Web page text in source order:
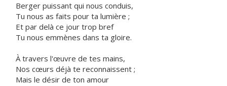
Berger puissant qui nous conduis,
Tu nous as faits pour ta lumière ;
Et par delà ce jour trop bref
Tu nous emmènes dans ta gloire.
À travers l'œuvre de tes mains,
Nos cœurs déjà te reconnaissent ;
Mais le désir de ton amour